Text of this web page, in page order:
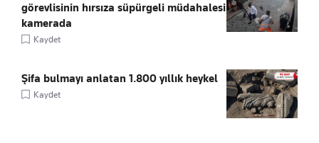
görevlisinin hırsıza süpürgeli müdahalesi
kamerada
Kaydet
Şifa bulmayı anlatan 1.800 yıllık heykel
Kaydet